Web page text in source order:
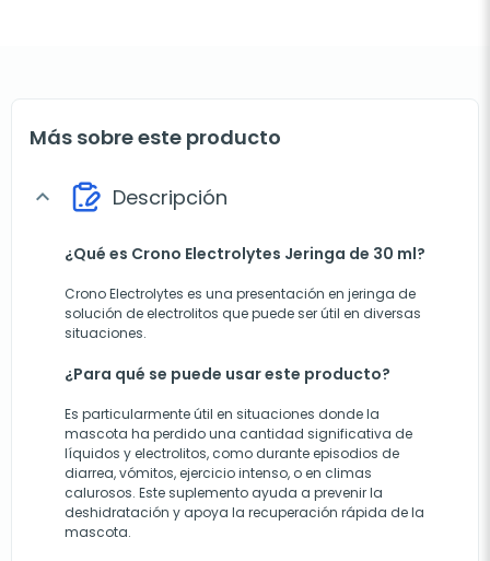
Más sobre este producto
expand_more Descripción
¿Qué es Crono Electrolytes Jeringa de 30 ml?
Crono Electrolytes es una presentación en jeringa de
solución de electrolitos que puede ser útil en diversas
situaciones.
¿Para qué se puede usar este producto?
Es particularmente útil en situaciones donde la
mascota ha perdido una cantidad significativa de
líquidos y electrolitos, como durante episodios de
diarrea, vómitos, ejercicio intenso, o en climas
calurosos. Este suplemento ayuda a prevenir la
deshidratación y apoya la recuperación rápida de la
mascota.